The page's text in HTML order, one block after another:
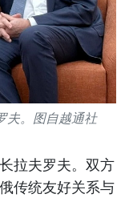
夫。图自越通社
拉夫罗夫。双方
传统友好关系与